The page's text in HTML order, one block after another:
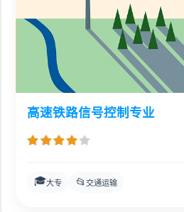
高速铁路信号控制专业
🎓大专 📂 交通运输